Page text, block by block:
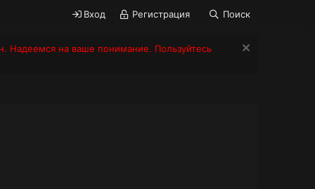
Вход Регистрация Поиск
Надеемся на ваше понимание. Пользуйтесь